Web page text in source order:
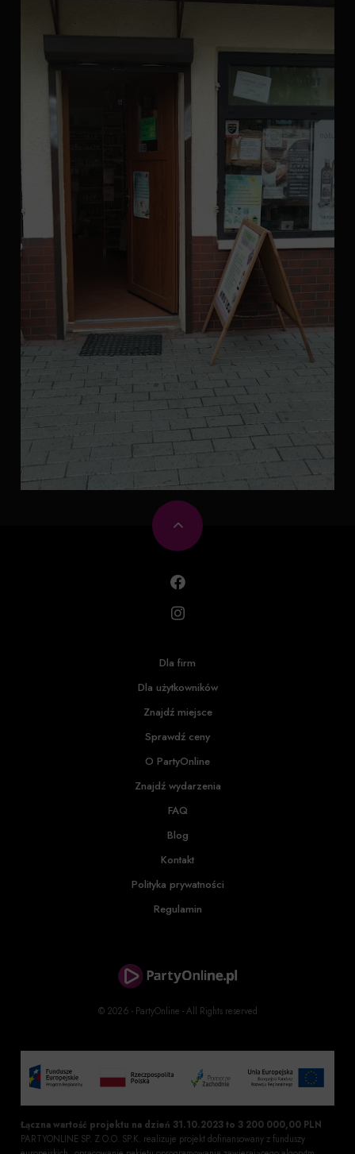
© 2026 - PartyOnline - All Rights reserved
Dla firm
Dla użytkowników
Znajdź miejsce
Sprawdź ceny
O PartyOnline
Znajdź wydarzenia
FAQ
Blog
Kontakt
Polityka prywatności
Regulamin
Łączna wartość projektu na dzień 31.10.2023 to 3 200 000,00 PLN
PARTYONLINE SP. Z O.O. SP.K. realizuje projekt dofinansowany z funduszy